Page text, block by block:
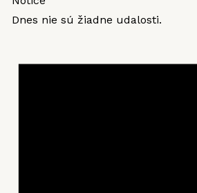
Dnes nie sú žiadne udalosti.